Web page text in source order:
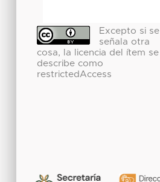
Excepto si se
señala otra
cosa, la licencia del ítem se
describe como
restrictedAccess